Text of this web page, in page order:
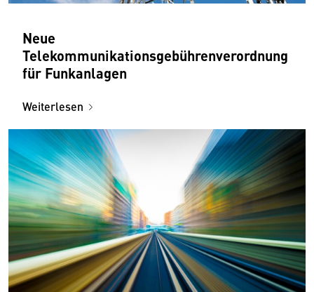
Neue
Telekommunikationsgebührenverordnung
für Funkanlagen
Weiterlesen